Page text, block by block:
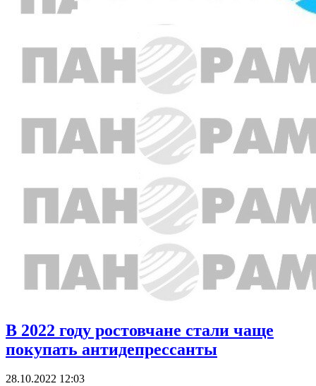
В 2022 году ростовчане стали чаще
покупать антидепрессанты
28.10.2022 12:03